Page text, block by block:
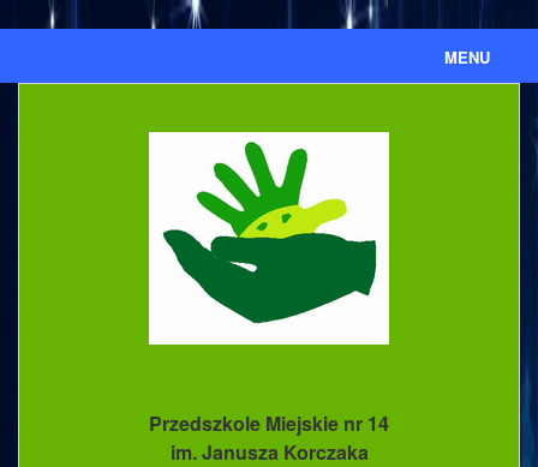
MENU
Przedszkole Miejskie nr 14
im. Janusza Korczaka